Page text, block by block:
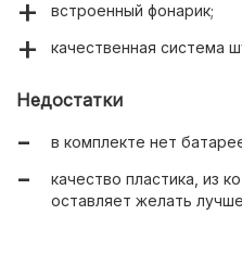
встроенный фонарик;
качественная система
Недостатки
в комплекте нет
качество пластика, из
оставляет желать